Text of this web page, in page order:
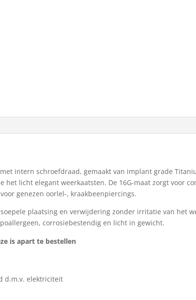
intern schroefdraad, gemaakt van implant grade
het licht elegant weerkaatsten. De 16G-maat zorgt voor
genezen oorlel-, kraakbeenpiercings.
plaatsing en verwijdering zonder irritatie van het
corrosiebestendig en licht in gewicht.
is apart te bestellen
d.m.v. elektriciteit